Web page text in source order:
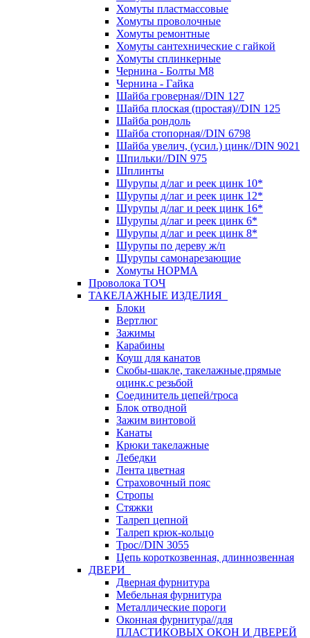
Хомуты пластмассовые
Хомуты проволочные
Хомуты ремонтные
Хомуты сантехнические с гайкой
Хомуты сплинкерные
Чернина - Болты М8
Чернина - Гайка
Шайба гроверная//DIN 127
Шайба плоская (простая)//DIN 125
Шайба рондоль
Шайба стопорная//DIN 6798
Шайба увелич, (усил.) цинк//DIN 9021
Шпильки//DIN 975
Шплинты
Шурупы д/лаг и реек цинк 10*
Шурупы д/лаг и реек цинк 12*
Шурупы д/лаг и реек цинк 16*
Шурупы д/лаг и реек цинк 6*
Шурупы д/лаг и реек цинк 8*
Шурупы по дереву ж/п
Шурупы самонарезающие
Хомуты НОРМА
Проволока ТОЧ
ТАКЕЛАЖНЫЕ ИЗДЕЛИЯ
Блоки
Вертлюг
Зажимы
Карабины
Коуш для канатов
Скобы-шакле, такелажные,прямые
оцинк.с резьбой
Соединитель цепей/троса
Блок отводной
Зажим винтовой
Канаты
Крюки такелажные
Лебедки
Лента цветная
Страховочный пояс
Стропы
Стяжки
Талреп цепной
Талреп крюк-кольцо
Трос//DIN 3055
Цепь короткозвенная, длиннозвенная
ДВЕРИ
Дверная фурнитура
Мебельная фурнитура
Металлические пороги
Оконная фурнитура//для
ПЛАСТИКОВЫХ ОКОН И ДВЕРЕЙ